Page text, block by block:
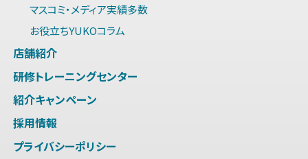
マスコミ・メディア実績多数
お役立ちYUKOコラム
店舗紹介
研修トレーニングセンター
紹介キャンペーン
採用情報
プライバシーポリシー